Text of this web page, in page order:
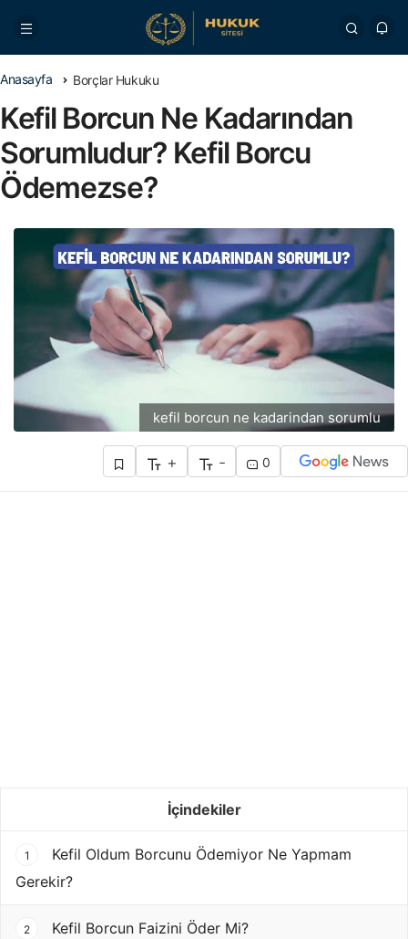
Anasayfa Borçlar Hukuku
Kefil Borcun Ne Kadarından
Sorumludur? Kefil Borcu
Ödemezse?
kefil borcun ne kadarindan sorumlu
+ - 0
İçindekiler
1
Kefil Oldum Borcunu Ödemiyor Ne Yapmam
Gerekir?
2 Kefil Borcun Faizini Öder Mi?